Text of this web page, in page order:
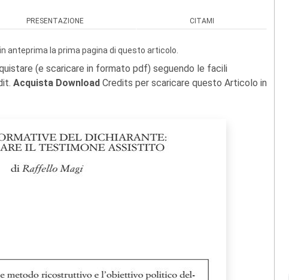
PRESENTAZIONE CITAMI
anteprima la prima pagina di questo articolo.
(e scaricare in formato pdf) seguendo le facili
Acquista Download Credits per scaricare questo Articolo in